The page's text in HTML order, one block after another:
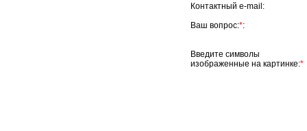
Контактный e-mail:
Ваш вопрос:*:
Введите символы
изображенные на картинке:*